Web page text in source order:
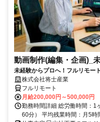
動画制作(編集・企画)_
未経験からプロへ！フルリモー
株式会社将士産業
フルリモート
月給200,000円～500,000円
勤務時間詳細 総労働時間：1
60分） 平均残業時間：月5時